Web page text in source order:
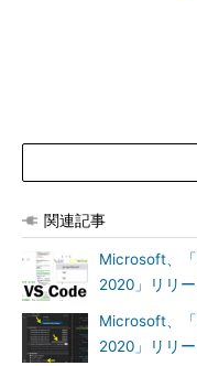
関連記事
Microsoft、
2020」リリ
Microsoft、
2020」リリ